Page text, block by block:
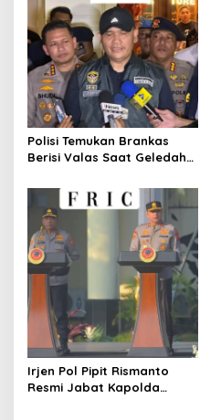
Polisi Temukan Brankas
Berisi Valas Saat Geledah
Irjen Pol Pipit Rismanto
Resmi Jabat Kapolda